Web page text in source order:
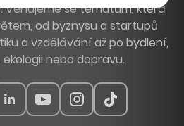
Věnujeme se tématům, která
od byznysu a startupů
a vzdělávání až po bydlení,
nebo dopravu.